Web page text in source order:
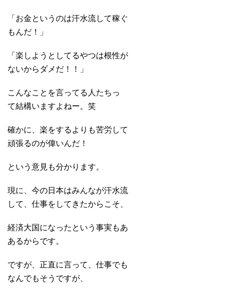
「お金というのは汗水流して稼ぐ
もんだ！」
「楽しようとしてるやつは根性が
ないからダメだ！！」
こんなことを言ってる人たちっ
て結構いますよねー。笑
確かに、楽をするよりも苦労して
頑張るのが偉いんだ！
という意見も分かります。
現に、今の日本はみんなが汗水流
して、仕事をしてきたからこそ、
経済大国になったという事実もあ
あるからです。
ですが、正直に言って、仕事でも
なんでもそうですが、